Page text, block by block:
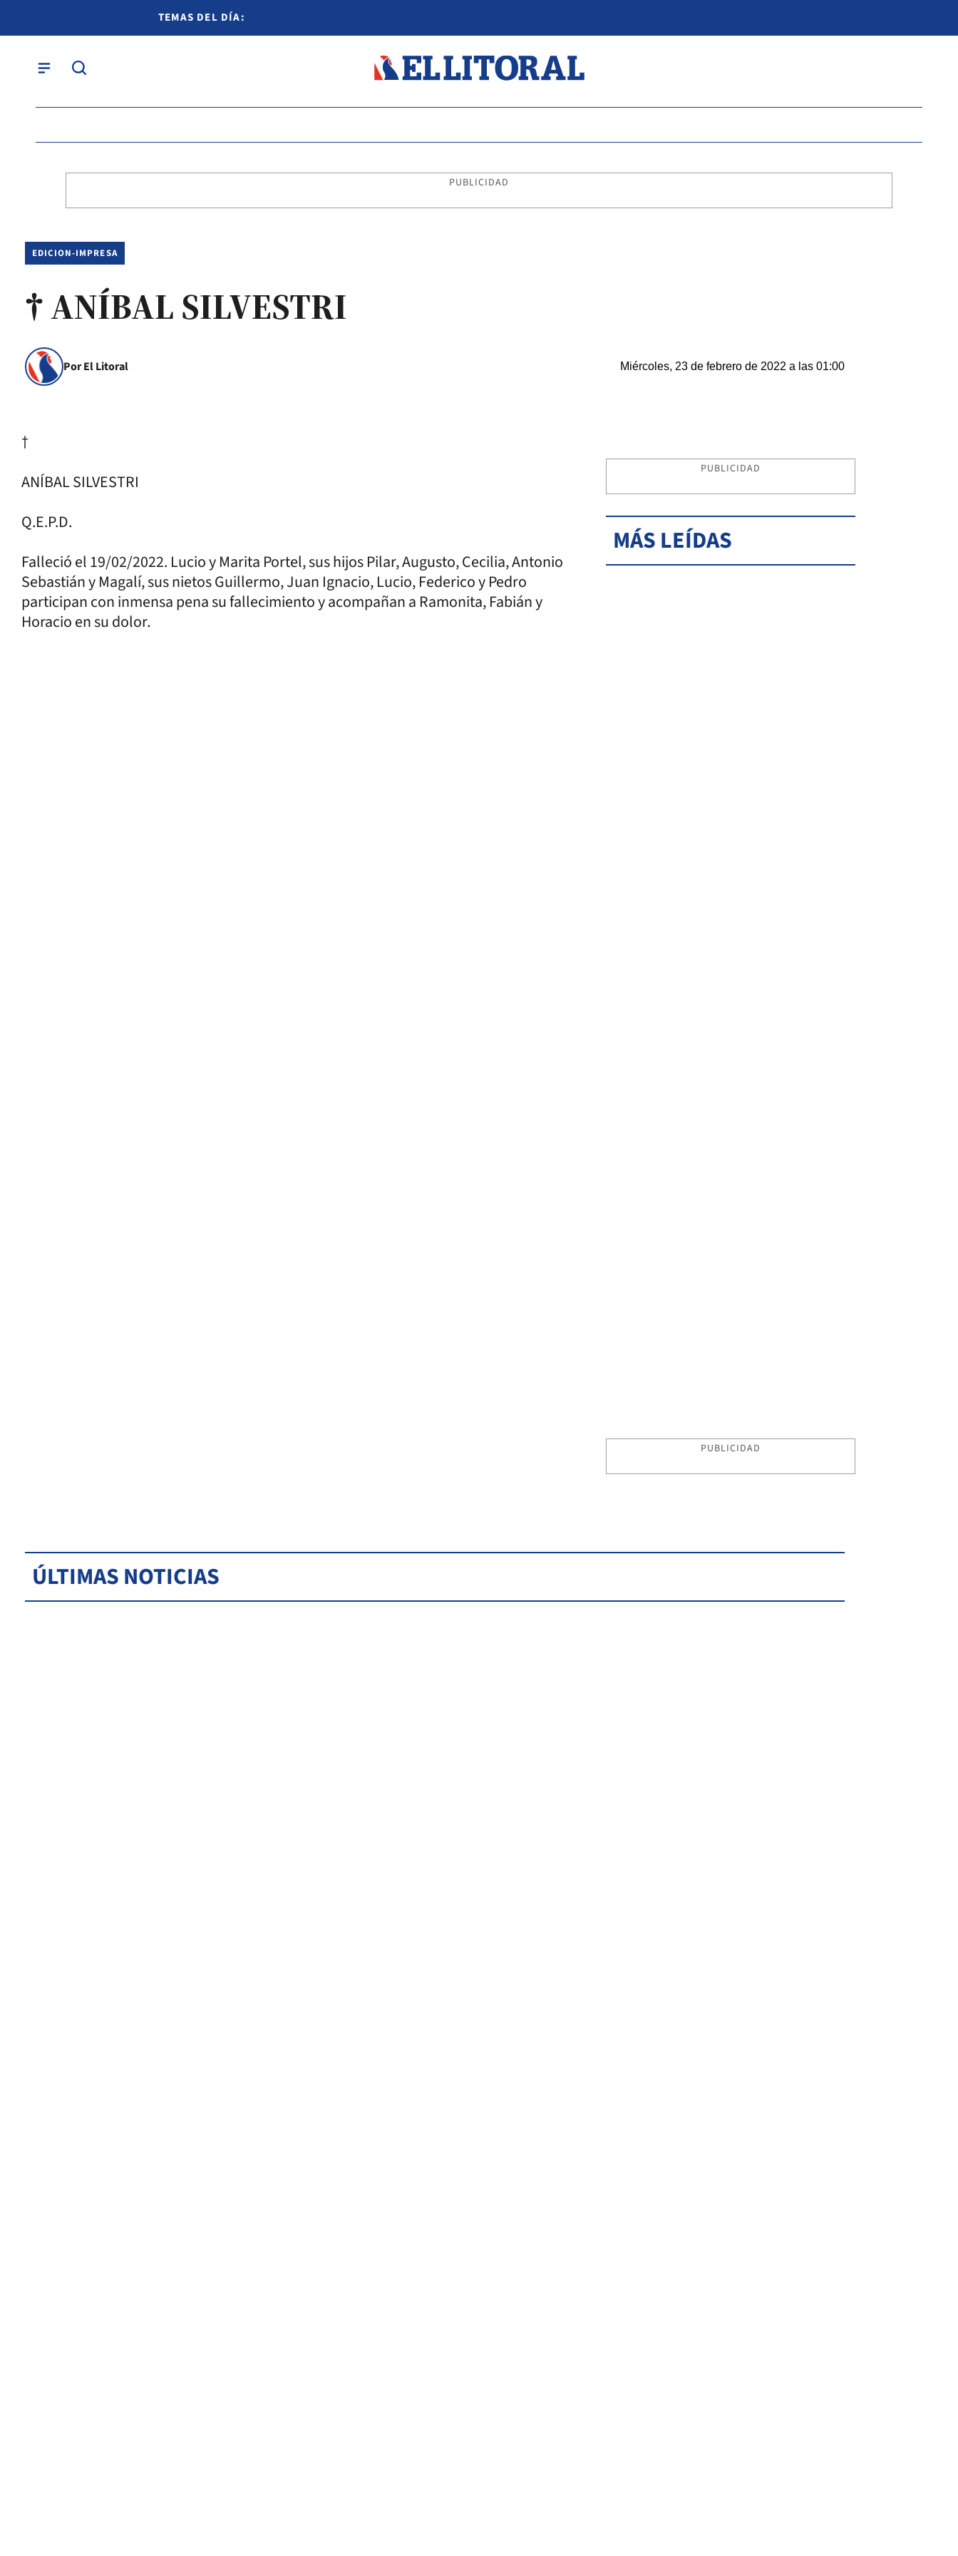
TEMAS DEL DÍA:
PUBLICIDAD
EDICION-IMPRESA
† ANÍBAL SILVESTRI
Por El Litoral Miércoles, 23 de febrero de 2022 a las 01:00
†
ANÍBAL SILVESTRI
Q.E.P.D.
Falleció el 19/02/2022. Lucio y Marita Portel, sus hijos Pilar, Augusto, Cecilia, Antonio
Sebastián y Magalí, sus nietos Guillermo, Juan Ignacio, Lucio, Federico y Pedro
participan con inmensa pena su fallecimiento y acompañan a Ramonita, Fabián y
Horacio en su dolor.
PUBLICIDAD
MÁS LEÍDAS
PUBLICIDAD
ÚLTIMAS NOTICIAS